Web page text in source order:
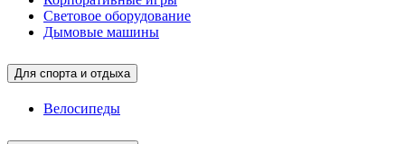
Световое оборудование
Дымовые машины
Для спорта и отдыха
Велосипеды